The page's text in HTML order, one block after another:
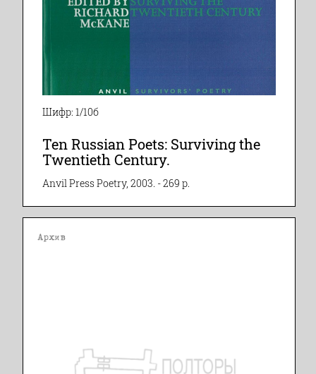
Шифр: 1/10б
Ten Russian Poets: Surviving the
Twentieth Century.
Anvil Press Poetry, 2003. - 269 p.
Архив